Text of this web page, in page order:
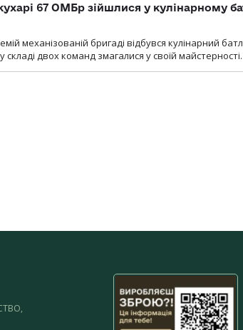
67 ОМБр зійшлися у кулінарному
механізованій бригаді відбувся кулінарний
складі двох команд змагалися у своїй майстерності.